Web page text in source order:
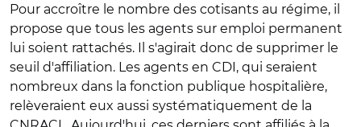
Pour accroître le nombre des cotisants au régime, il
propose que tous les agents sur emploi permanent
lui soient rattachés. Il s'agirait donc de supprimer le
seuil d'affiliation. Les agents en CDI, qui seraient
nombreux dans la fonction publique hospitalière,
relèveraient eux aussi systématiquement de la